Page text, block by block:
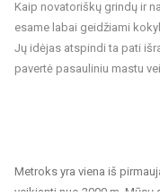
Kaip novatoriškų grindų ir
esame labai geidžiami
Jų idėjas atspindi ta pati
pavertė pasauliniu mastu
Metroks yra viena iš
veikianti nuo 2000 m.